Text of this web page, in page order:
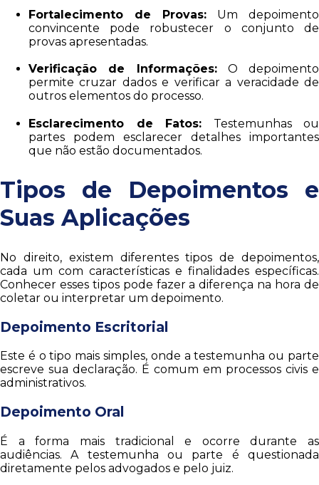
Fortalecimento de Provas: Um depoimento
convincente pode robustecer o conjunto de
provas apresentadas.
Verificação de Informações:O depoimento
permite cruzar dados e verificar a veracidade de
outros elementos do processo.
Esclarecimento de Fatos: Testemunhas ou
partes podem esclarecer detalhes importantes
que não estão documentados.
Tipos de Depoimentos e
Suas Aplicações
No direito, existem diferentes tipos de depoimentos,
cada um com características e finalidades específicas.
Conhecer esses tipos pode fazer a diferença na hora de
coletar ou interpretar um depoimento.
Depoimento Escritorial
Este é o tipo mais simples, onde a testemunha ou parte
escreve sua declaração. É comum em processos civis e
administrativos.
Depoimento Oral
É a forma mais tradicional e ocorre durante as
audiências. A testemunha ou parte é questionada
diretamente pelos advogados e pelo juiz.